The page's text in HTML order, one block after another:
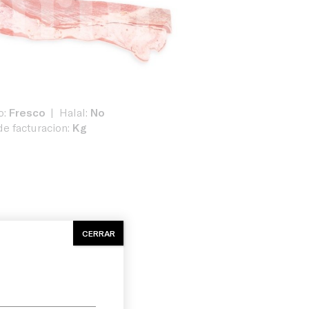
Fresco Halal: No
facturacion: Kg
CERRAR